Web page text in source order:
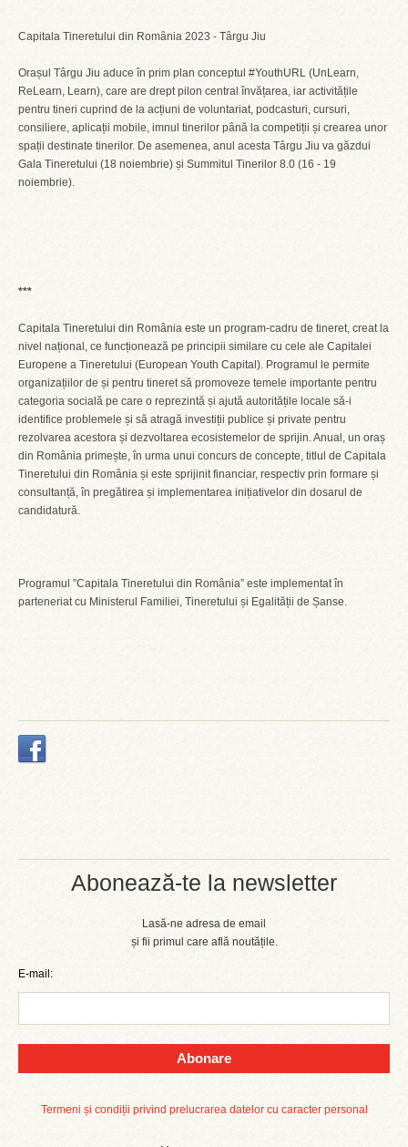
Abonează-te la newsletter
Lasă-ne adresa de email
și fii primul care află noutățile.
E-mail:
Abonare
Termeni și condiții privind prelucrarea datelor cu caracter personal
Capitala Tineretului din România 2023 - Târgu Jiu
Orașul Târgu Jiu aduce în prim plan conceptul #YouthURL (UnLearn,
ReLearn, Learn), care are drept pilon central învățarea, iar activitățile
pentru tineri cuprind de la acțiuni de voluntariat, podcasturi, cursuri,
consiliere, aplicații mobile, imnul tinerilor până la competiții și crearea unor
spații destinate tinerilor. De asemenea, anul acesta Târgu Jiu va găzdui
Gala Tineretului (18 noiembrie) și Summitul Tinerilor 8.0 (16 - 19
noiembrie).
***
Capitala Tineretului din România este un program-cadru de tineret, creat la
nivel național, ce funcționează pe principii similare cu cele ale Capitalei
Europene a Tineretului (European Youth Capital). Programul le permite
organizațiilor de și pentru tineret să promoveze temele importante pentru
categoria socială pe care o reprezintă și ajută autoritățile locale să-i
identifice problemele și să atragă investiții publice și private pentru
rezolvarea acestora și dezvoltarea ecosistemelor de sprijin. Anual, un oraș
din România primește, în urma unui concurs de concepte, titlul de Capitala
Tineretului din România și este sprijinit financiar, respectiv prin formare și
consultanță, în pregătirea și implementarea inițiativelor din dosarul de
candidatură.
Programul ”Capitala Tineretului din România” este implementat în
parteneriat cu Ministerul Familiei, Tineretului și Egalității de Șanse.